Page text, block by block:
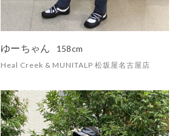
ゆーちゃん 158cm
Heal Creek & MUNITALP 松坂屋名古屋店